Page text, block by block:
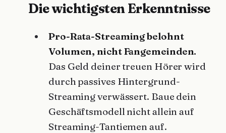
Die wichtigsten Erkenntnisse
Pro-Rata-Streaming belohnt
Volumen, nicht Fangemeinden.
Das Geld deiner treuen Hörer wird
durch passives Hintergrund-
Streaming verwässert. Baue dein
Geschäftsmodell nicht allein auf
Streaming-Tantiemen auf.